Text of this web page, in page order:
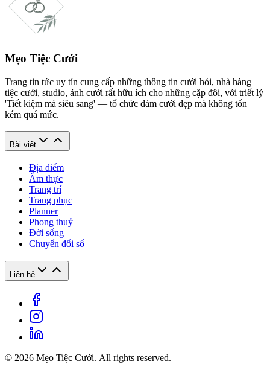
Mẹo Tiệc Cưới
Trang tin tức uy tín cung cấp những thông tin cưới hỏi, nhà hàng
tiệc cưới, studio, ảnh cưới rất hữu ích cho những cặp đôi, với triết lý
'Tiết kiệm mà siêu sang' — tổ chức đám cưới đẹp mà không tốn
kém quá mức.
Bài viết
Địa điểm
Ẩm thực
Trang trí
Trang phục
Planner
Phong thuỷ
Đời sống
Chuyển đổi số
Liên hệ
© 2026 Mẹo Tiệc Cưới. All rights reserved.